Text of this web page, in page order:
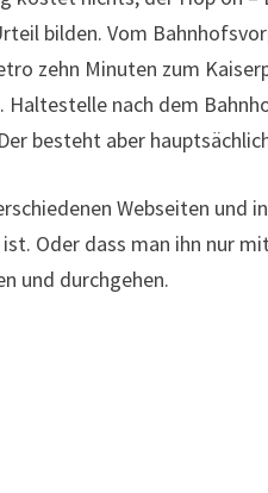
bilden. Vom
zehn Minuten zum
Haltestelle nach dem
besteht aber
Webseiten und
Oder dass man ihn nur
und durchgehen.